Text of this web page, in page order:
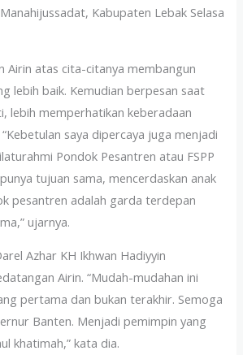
Kabupaten Lebak Selasa
Airin atas cita-citanya membangun
lebih baik. Kemudian berpesan saat
lebih memperhatikan keberadaan
saya dipercaya juga menjadi
Pondok Pesantren atau FSPP
tujuan sama, mencerdaskan anak
pesantren adalah garda terdepan
ujarnya.
Azhar KH Ikhwan Hadiyyin
Airin. “Mudah-mudahan ini
pertama dan bukan terakhir. Semoga
Banten. Menjadi pemimpin yang
khatimah,” kata dia.